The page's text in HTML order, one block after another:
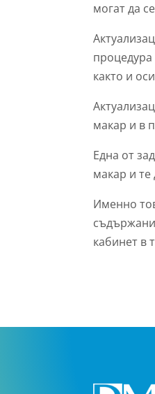
могат да
както и
макар и в
Една от
макар и
Именно
кабинет в